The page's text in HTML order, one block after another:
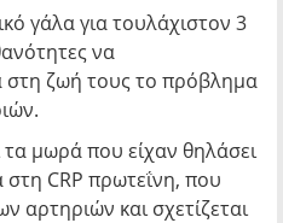
γάλα για τουλάχιστον 3
να
στη ζωή τους το πρόβλημα
μωρά που είχαν θηλάσει
CRP πρωτεΐνη, που
αρτηριών και σχετίζεται